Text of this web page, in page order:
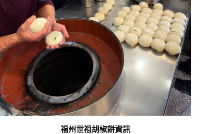
福州世祖胡椒餅資訊